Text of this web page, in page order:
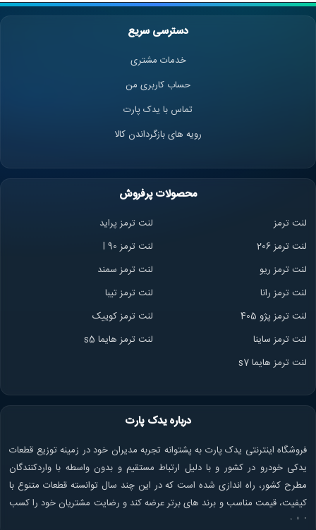
دسترسی سریع
خدمات مشتری
حساب کاربری من
تماس با یدک پارت
رویه های بازگرداندن کالا
محصولات پرفروش
لنت ترمز
لنت ترمز پراید
لنت ترمز 206
لنت ترمز l 90
لنت ترمز ریو
لنت ترمز سمند
لنت ترمز رانا
لنت ترمز تیبا
لنت ترمز پژو 405
لنت ترمز کوییک
لنت ترمز ساینا
لنت ترمز هایما s5
لنت ترمز هایما s7
درباره یدک پارت
فروشگاه اینترنتی یدک پارت به پشتوانه تجربه مدیران خود در زمینه توزیع قطعات
یدکی خودرو در کشور و با دلیل ارتباط مستقیم و بدون واسطه با واردکنندگان
مطرح کشور، راه اندازی شده است که در این چند سال توانسته قطعات متنوع با
کیفیت، قیمت مناسب و برند های برتر عرضه کند و رضایت مشتریان خود را کسب
نماید.